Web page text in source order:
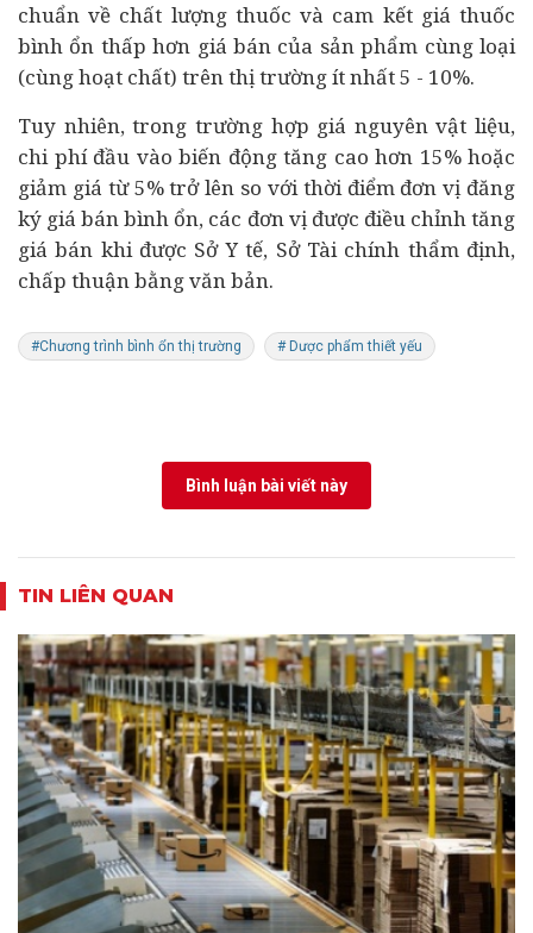
chuẩn về chất lượng thuốc và cam kết giá thuốc
bình ổn thấp hơn giá bán của sản phẩm cùng loại
(cùng hoạt chất) trên thị trường ít nhất 5 - 10%.
Tuy nhiên, trong trường hợp giá nguyên vật liệu,
chi phí đầu vào biến động tăng cao hơn 15% hoặc
giảm giá từ 5% trở lên so với thời điểm đơn vị đăng
ký giá bán bình ổn, các đơn vị được điều chỉnh tăng
giá bán khi được SởY tế, Sở Tài chính thẩm định,
chấp thuận bằng văn bản.
#Chương trình bình ổn thị trường # Dược phẩm thiết yếu
Bình luận bài viết này
TIN LIÊN QUAN